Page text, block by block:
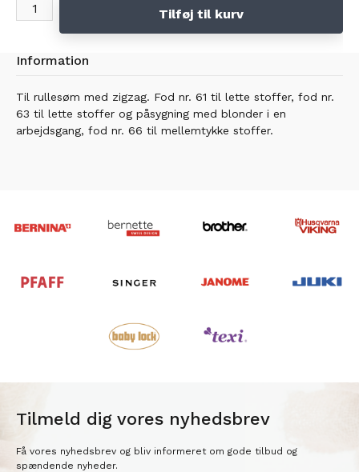
Tilføj til kurv
Information
Til rullesøm med zigzag. Fod nr. 61 til lette stoffer, fod nr.
63 til lette stoffer og påsygning med blonder i en
arbejdsgang, fod nr. 66 til mellemtykke stoffer.
Tilmeld dig vores nyhedsbrev
Få vores nyhedsbrev og bliv informeret om gode tilbud og
spændende nyheder.